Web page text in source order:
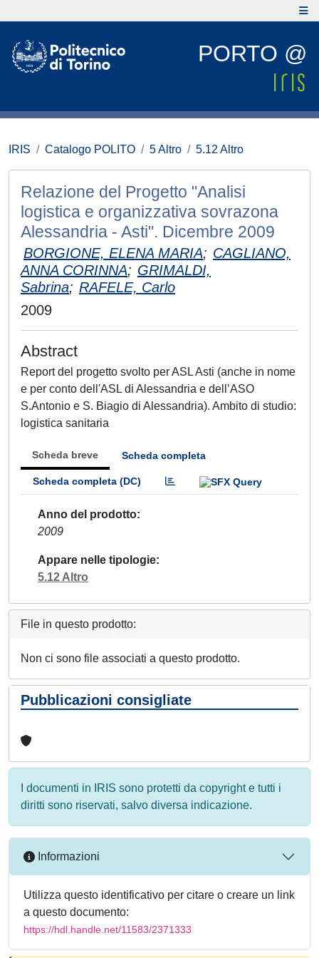
PORTO @
IRIS Catalogo POLITO 5 Altro 5.12 Altro
Relazione del Progetto "Analisi
logistica e organizzativa sovrazona
Alessandria - Asti". Dicembre 2009
BORGIONE, ELENA MARIA; CAGLIANO,
ANNA CORINNA; GRIMALDI,
Sabrina; RAFELE, Carlo
2009
Abstract
Report del progetto svolto per ASL Asti (anche in nome
e per conto dell'ASL di Alessandria e dell’ASO
S.Antonio e S. Biagio di Alessandria). Ambito di studio:
logistica sanitaria
Scheda breve Scheda completa
Scheda completa (DC)
Anno del prodotto
2009
Appare nelle tipologie
5.12 Altro
File in questo prodotto:
Non ci sono file associati a questo prodotto.
Pubblicazioni consigliate
I documenti in IRIS sono protetti da copyright e tutti i
diritti sono riservati, salvo diversa indicazione.
Informazioni
Utilizza questo identificativo per citare o creare un link
a questo documento:
https://hdl.handle.net/11583/2371333